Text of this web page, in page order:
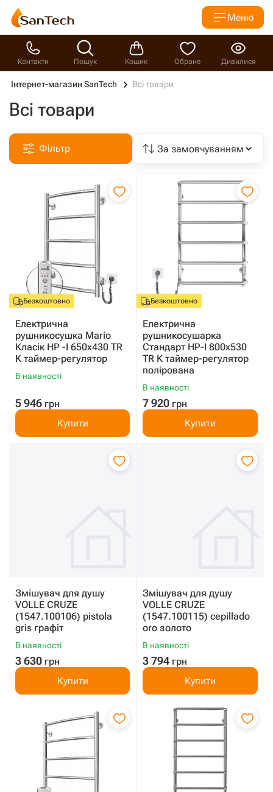
Меню
Контакти Пошук Кошик Обране Дивилися
Інтернет-магазин SanTech Всі товари
Всі товари
Фільтр
Безкоштовно
Електрична
рушникосушка Mario
Класік HP -I 650x430 TR
K таймер-регулятор
В наявності
5 946 грн
Купити
Безкоштовно
Електрична
рушникосушарка
Стандарт HP-I 800x530
TR K таймер-регулятор
полірована
В наявності
7 920 грн
Купити
Змішувач для душу
VOLLE CRUZE
(1547.100106) pistola
gris графіт
В наявності
3 630 грн
Купити
Змішувач для душу
VOLLE CRUZE
(1547.100115) cepillado
oro золото
В наявності
3 794 грн
Купити